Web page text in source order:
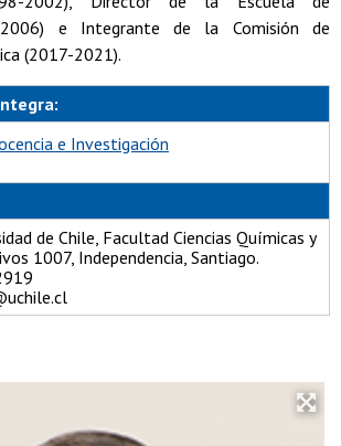
2006) e Integrante de la Comisión de
(2017-2021).
e Investigación
de Chile, Facultad Ciencias Químicas y
1007, Independencia, Santiago.